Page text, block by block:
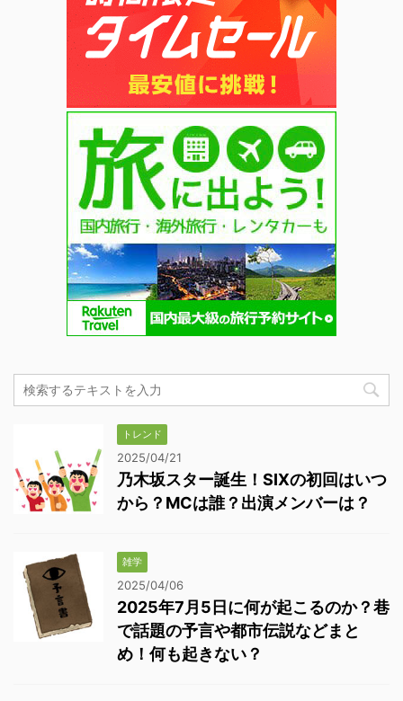
トレンド
2025/04/21
乃木坂スター誕生！SIXの初回はいつ
から？MCは誰？出演メンバーは？
雑学
2025/04/06
2025年7月5日に何が起こるのか？巷
で話題の予言や都市伝説などまと
め！何も起きない？